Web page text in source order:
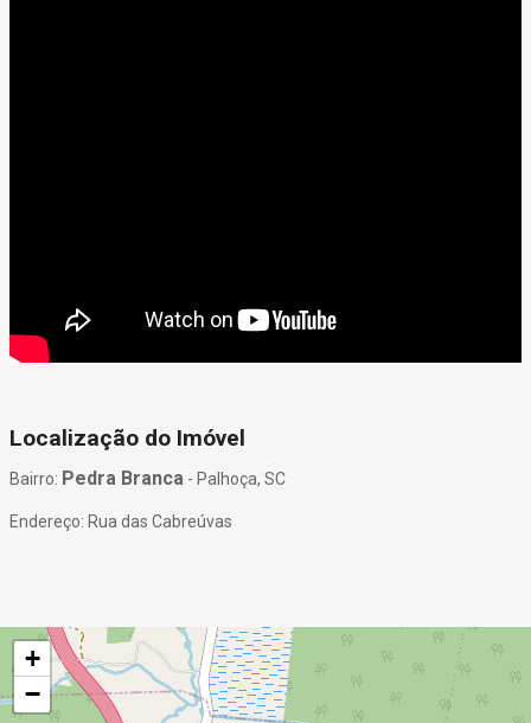
Localização do Imóvel
Bairro: Pedra Branca - Palhoça, SC
Endereço: Rua das Cabreúvas
+
−